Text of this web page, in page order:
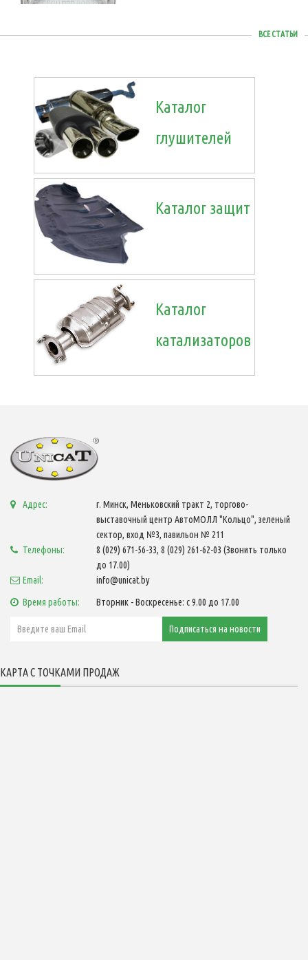
ВСЕ СТАТЬИ
Каталог
глушителей
Каталог защит
Каталог
катализаторов
Адрес:
г. Минск, Меньковский тракт 2, торгово-
выставочный центр АвтоМОЛЛ "Кольцо", зеленый
сектор, вход №3, павильон № 211
Телефоны:
8 (029) 671-56-33, 8 (029) 261-62-03 (Звонить только
до 17.00)
Email:
info@unicat.by
Время работы:
Вторник - Воскресенье: с 9.00 до 17.00
КАРТА С ТОЧКАМИ ПРОДАЖ